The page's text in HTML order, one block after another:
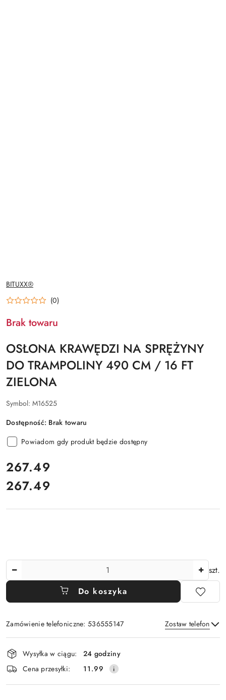
NAZWA
PRODUCENTA:
BITUXX®
(0)
Brak towaru
OSŁONA KRAWĘDZI NA SPRĘŻYNY
DO TRAMPOLINY 490 CM / 16 FT
ZIELONA
Symbol: M16525
Dostępność: Brak towaru
Powiadom gdy produkt będzie dostępny
cena:
267.49
Cena:
267.49
szt.
Do koszyka
Zamówienie telefoniczne: 536555147 Zostaw telefon
Wyślij
Dostępność
i
dostawa
Wysyłka w ciągu:
24 godziny
Cena przesyłki:
11.99